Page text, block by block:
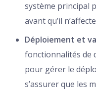
système principal
avant qu’il
Déploiement et
fonctionnalités de
pour gérer le
s’assurer que les